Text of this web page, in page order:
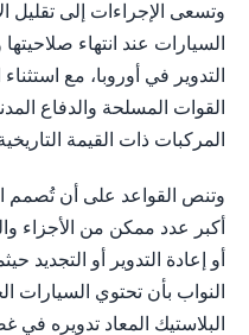
وتسعى الإجراءات إلى تقليل
السيارات عند انتهاء
التدوير في أوروبا، مع
القوات المسلحة والدفاع
المركبات ذات القيمة
وتنص القواعد على أن تُصمم
أكبر عدد ممكن من الأجزاء
أو إعادة التدوير أو التجديد
البلاستيك المعاد تدويره